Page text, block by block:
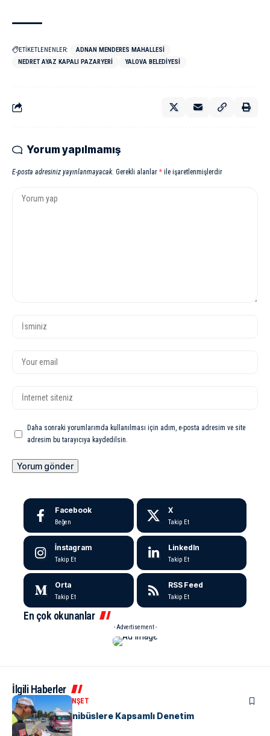
ETİKETLENENLER:
ADNAN MENDERES MAHALLESI
NEDRET AYAZ KAPALI PAZARYERI
YALOVA BELEDIYESI
Yorum yapılmamış
E-posta adresiniz yayınlanmayacak. Gerekli alanlar * ile işaretlenmişlerdir
Daha sonraki yorumlarımda kullanılması için adım, e-posta adresim ve site
adresim bu tarayıcıya kaydedilsin.
Facebook
Beğen
X
Takip Et
İnstagram
Takip Et
LinkedIn
Takip Et
Orta
Takip Et
RSS Feed
Takip Et
En çok okunanlar
- Advertisement -
İlgili Haberler
KENT GÜNDEMI MANŞET
“M” Plakalı Minibüslere Kapsamlı Denetim